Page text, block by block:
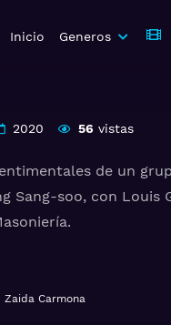
Inicio Generos
2020 56 vistas
de un
Sang-soo, con
Zaida Carmona